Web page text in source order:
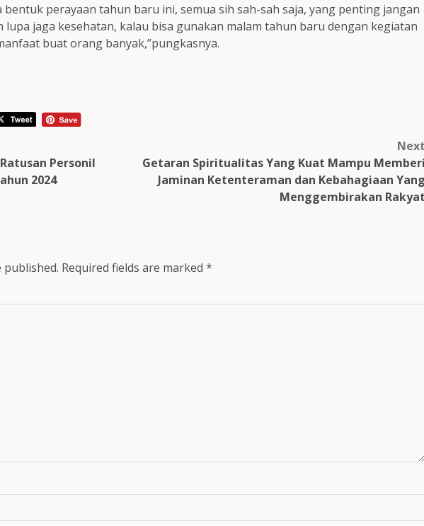
bentuk perayaan tahun baru ini, semua sih sah-sah saja, yang penting jangan
jaga kesehatan, kalau bisa gunakan malam tahun baru dengan kegiatan
buat orang banyak,”pungkasnya.
Personil
2024
Getaran Spiritualitas Yang Kuat Mampu
Jaminan Ketenteraman dan Kebahagiaan
Menggembirakan
published. Required fields are marked *